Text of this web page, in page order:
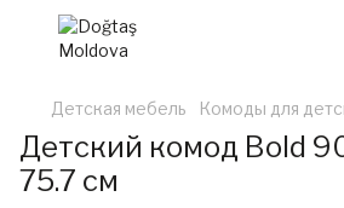
Детская мебель Комоды для
Детский комод Bold
75.7 см